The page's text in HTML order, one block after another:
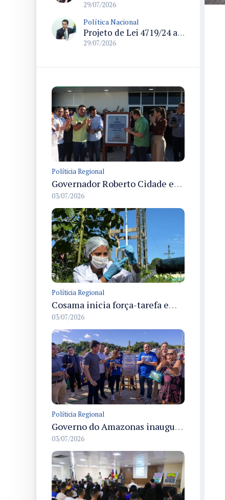
29/07/2026
Política Nacional
Projeto de Lei 4719/24 altera Lei Geral do Turismo e modifica regras de cadastramento de meios de hospedagem
29/07/2026
Políticia Regional
Governador Roberto Cidade entrega readequação do ambulatório da FCecon e amplia capacidade de atendimento oncológico em Manaus
03/07/2026
Políticia Regional
Cosama inicia força-tarefa em Anamã para fortalecer abastecimento de água e segurança hídrica da população
03/07/2026
Políticia Regional
Governo do Amazonas inaugura primeiro Castramóvel Fluvial para atendimento veterinário às comunidades ribeirinhas e castração gratuita
03/07/2026